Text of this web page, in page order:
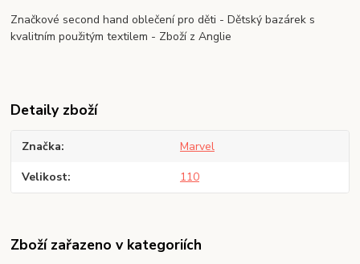
Značkové second hand oblečení pro děti - Dětský bazárek s
kvalitním použitým textilem - Zboží z Anglie
Detaily zboží
Značka Marvel
Velikost 110
Zboží zařazeno v kategoriích